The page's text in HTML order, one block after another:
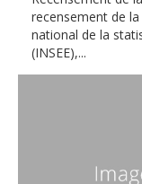
recensement de
national de la
(INSEE),...